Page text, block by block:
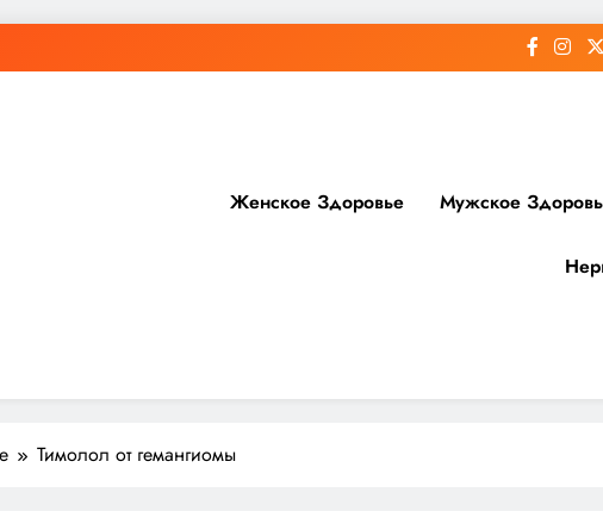
и мужском здоровье
Женское Здоровье Мужское
Тимолол от гемангиомы